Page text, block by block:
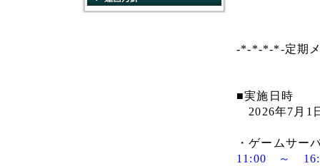
-*-*-*-*-定期
■実施日時
2026年7月1
・ゲームサー
11:00 ～